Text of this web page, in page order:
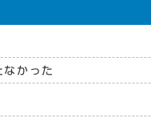
なかった